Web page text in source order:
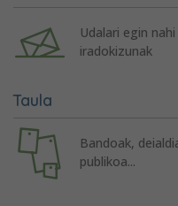
Udalari egin
iradokizunak
Taula
Bandoak,
publikoa...